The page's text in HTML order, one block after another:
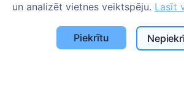
Administratoriem
© 2013 - 2026 Cemety Visas tiesības
Privātuma politika un
un analizēt vietnes veiktspēju. Lasīt
Piekrītu